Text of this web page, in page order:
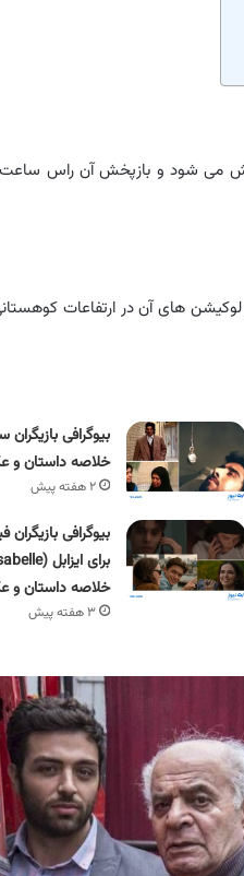
است و اکثر لوکیشن های آن در ارتفاعات
بیوگرافی
خلاصه داستان
۲ هفته پیش
بیوگرافی
خلاصه داستان
۳ هفته پیش